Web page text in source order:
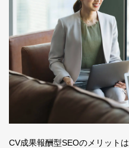
CV成果報酬型SEOのメリットは